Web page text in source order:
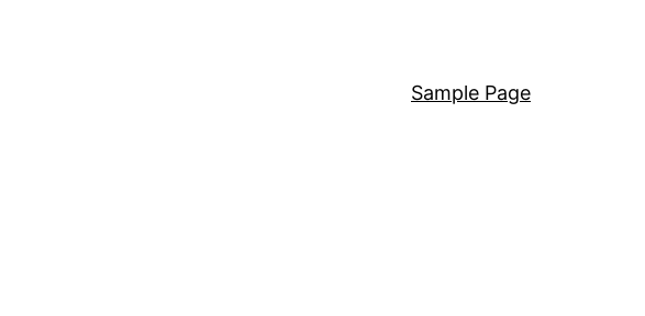
Sample Page